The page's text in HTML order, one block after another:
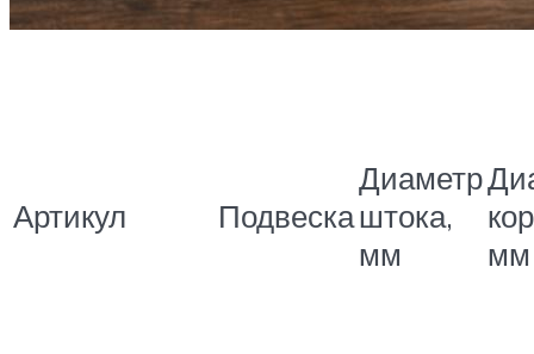
Артикул Подвеска
Диаметр
штока,
мм
мм